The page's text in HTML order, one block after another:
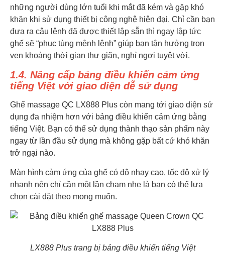
những người dùng lớn tuổi khi mắt đã kém và gặp khó
khăn khi sử dụng thiết bị công nghệ hiện đại. Chỉ cần bạn
đưa ra câu lệnh đã được thiết lập sẵn thì ngay lập tức
ghế sẽ “phục tùng mệnh lệnh” giúp bạn tận hưởng trọn
vẹn khoảng thời gian thư giãn, nghỉ ngơi tuyệt vời.
1.4. Nâng cấp bảng điều khiển cảm ứng
tiếng Việt với giao diện dễ sử dụng
Ghế massage QC LX888 Plus còn mang tới giao diện sử
dụng đa nhiệm hơn với bảng điều khiển cảm ứng bằng
tiếng Việt. Bạn có thể sử dụng thành thạo sản phẩm này
ngay từ lần đầu sử dụng mà không gặp bất cứ khó khăn
trở ngại nào.
Màn hình cảm ứng của ghế có độ nhạy cao, tốc độ xử lý
nhanh nên chỉ cần một lần chạm nhẹ là bạn có thể lựa
chọn cài đặt theo mong muốn.
LX888 Plus trang bị bảng điều khiển tiếng Việt